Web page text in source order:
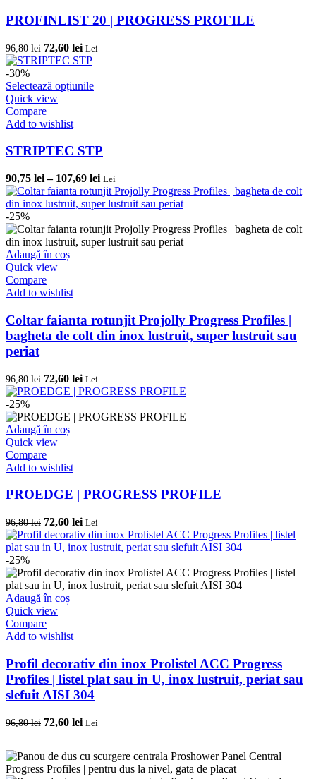
PROFINLIST 20 | PROGRESS PROFILE
96,80lei Prețul
inițial
fost:
96,80 lei.
72,60 leiPrețul
curent
72,60 lei.
Lei
-30%
Selectează opțiunileAcest
variații.
pot
fi
alese
în
pagina
produsului.
Quick view
Compare
Add to wishlist
STRIPTEC STP
90,75 lei – 107,69 leiInterval
de
prețuri:
până
la
Lei
-25%
Adaugă în coș
Quick view
Compare
Add to wishlist
Coltar faianta rotunjit Projolly Progress Profiles |
bagheta de colt din inox lustruit, super lustruit sau
periat
96,80lei Prețul
inițial
fost:
96,80 lei.
72,60 leiPrețul
curent
72,60 lei.
Lei
-25%
Adaugă în coș
Quick view
Compare
Add to wishlist
PROEDGE | PROGRESS PROFILE
96,80lei Prețul
inițial
a
96,80 lei.
72,60 leiPrețul
curent
este:
Lei
-25%
Adaugă în coș
Quick view
Compare
Add to wishlist
Profil decorativ din inox Prolistel ACC Progress
Profiles | listel plat sau in U, inox lustruit, periat sau
slefuit AISI 304
96,80lei Prețul
fost:
96,80 lei.
72,60 leiPrețul
72,60 lei.
Lei